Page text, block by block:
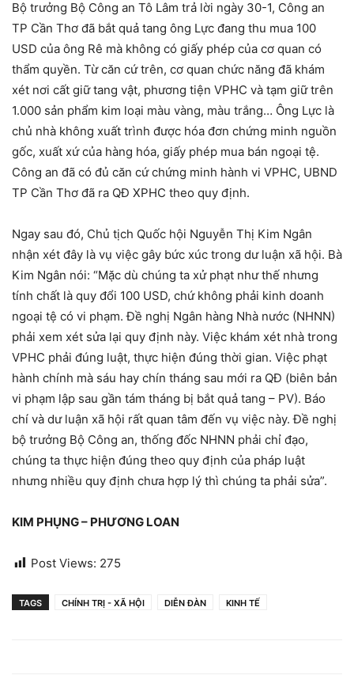
Bộ trưởng Bộ Công an Tô Lâm trả lời ngày 30-1, Công an
TP Cần Thơ đã bắt quả tang ông Lực đang thu mua 100
USD của ông Rê mà không có giấy phép của cơ quan có
thẩm quyền. Từ căn cứ trên, cơ quan chức năng đã khám
xét nơi cất giữ tang vật, phương tiện VPHC và tạm giữ trên
1.000 sản phẩm kim loại màu vàng, màu trắng… Ông Lực là
chủ nhà không xuất trình được hóa đơn chứng minh nguồn
gốc, xuất xứ của hàng hóa, giấy phép mua bán ngoại tệ.
Công an đã có đủ căn cứ chứng minh hành vi VPHC, UBND
TP Cần Thơ đã ra QĐ XPHC theo quy định.
Ngay sau đó, Chủ tịch Quốc hội Nguyễn Thị Kim Ngân
nhận xét đây là vụ việc gây bức xúc trong dư luận xã hội. Bà
Kim Ngân nói: “Mặc dù chúng ta xử phạt như thế nhưng
tính chất là quy đổi 100 USD, chứ không phải kinh doanh
ngoại tệ có vi phạm. Đề nghị Ngân hàng Nhà nước (NHNN)
phải xem xét sửa lại quy định này. Việc khám xét nhà trong
VPHC phải đúng luật, thực hiện đúng thời gian. Việc phạt
hành chính mà sáu hay chín tháng sau mới ra QĐ (biên bản
vi phạm lập sau gần tám tháng bị bắt quả tang – PV). Báo
chí và dư luận xã hội rất quan tâm đến vụ việc này. Đề nghị
bộ trưởng Bộ Công an, thống đốc NHNN phải chỉ đạo,
chúng ta thực hiện đúng theo quy định của pháp luật
nhưng nhiều quy định chưa hợp lý thì chúng ta phải sửa”.
KIM PHỤNG – PHƯƠNG LOAN
Post Views: 275
TAGS CHÍNH TRỊ - XÃ HỘI DIỄN ĐÀN KINH TẾ